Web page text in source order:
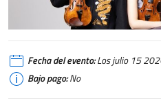
Fecha del evento:Los julio 15
Bajo pago:No